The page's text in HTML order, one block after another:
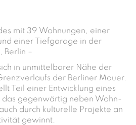
mit 39 Wohnungen, einer
einer Tiefgarage in der
Berlin –
in unmittelbarer Nähe der
der Berliner Mauer.
Teil einer Entwicklung eines
gegenwärtig neben Wohn-
durch kulturelle Projekte an
gewinnt.